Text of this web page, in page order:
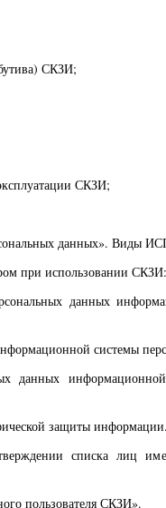
СКЗИ;
СКЗИ;
данных». Виды
при использовании СКЗИ:
данных
системы
данных
защиты информации.
списка лиц
пользователя СКЗИ».